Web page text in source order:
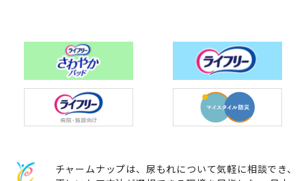
チャームナップは、尿もれについて気軽に相談でき、